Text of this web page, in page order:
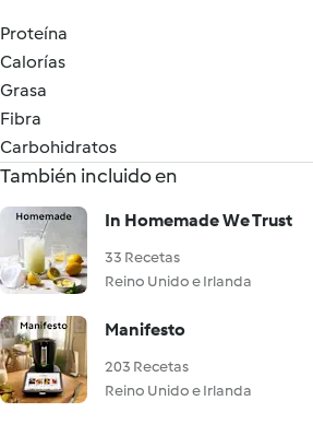
Proteína
Calorías
Grasa
Fibra
Carbohidratos
También incluido en
In Homemade We Trust
33 Recetas
Reino Unido e Irlanda
Manifesto
203 Recetas
Reino Unido e Irlanda